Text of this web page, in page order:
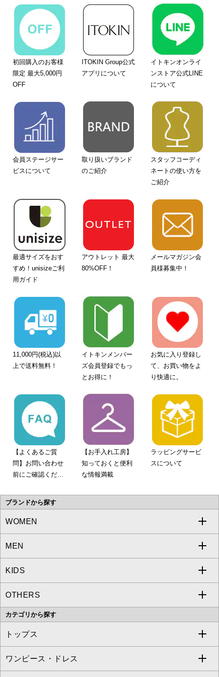
初回購入のお客様
限定 最大5,000円
OFF
ITOKIN Group公式
アプリについて
イトキンオンライ
ンストア公式LINE
について
会員ステージサー
ビスについて
取り扱いブランド
のご紹介
スタッフコーディ
ネートの使い方を
ご紹介
最適サイズをおす
すめ！unisizeご利
用ガイド
アウトレット 最大
80%OFF！
メールマガジン会
員様募集中！
11,000円(税込)以
上で送料無料！
イトキンメンバー
ズ会員登録でもっ
とお得に！
お気に入り登録し
て、お買い物をよ
り快適に。
【よくあるご質
問】お問い合わせ
前にご確認くださ
【お手入れ工房】
知っておくと便利
な情報満載
ラッピングサービ
スについて
ブランドから探す
WOMEN
a.v.v
MICHEL KLEIN
MK MICHEL KLEIN
OFUON le MK
MEN
a.v.v
MICHEL KLEIN HOMME
MK MICHEL KLEIN HOMME
KIDS
a.v.v
OTHERS
MK MICHEL KLEIN BAG
カテゴリから探す
トップス
すべてのトップス
ワンピース・ドレス